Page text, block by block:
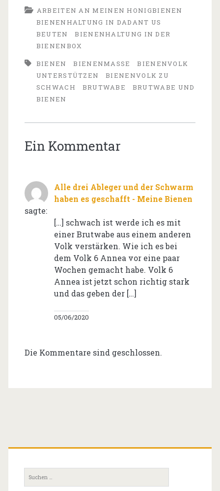
ARBEITEN AN MEINEN HONIGBIENEN
BIENENHALTUNG IN DADANT US
BEUTEN
BIENENHALTUNG IN DER
BIENENBOX
BIENEN
BIENENMASSE
BIENENVOLK
UNTERSTÜTZEN
BIENENVOLK ZU
SCHWACH
BRUTWABE
BRUTWABE UND
BIENEN
Ein Kommentar
Alle drei Ableger und der Schwarm
haben es geschafft - Meine Bienen
sagte:
[…] schwach ist werde ich es mit
einer Brutwabe aus einem anderen
Volk verstärken. Wie ich es bei
dem Volk 6 Annea vor eine paar
Wochen gemacht habe. Volk 6
Annea ist jetzt schon richtig stark
und das geben der […]
05/06/2020
Die Kommentare sind geschlossen.
Primäre
Seitenleiste
Suchen
nach: